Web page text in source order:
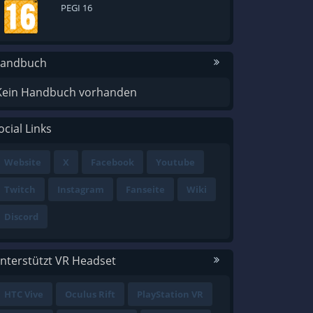
PEGI 16
Handbuch vorhanden
Links
Website X Facebook Youtube
Twitch Instagram Fanseite Wiki
Discord
VR Headset
HTC Vive Oculus Rift PlayStation VR